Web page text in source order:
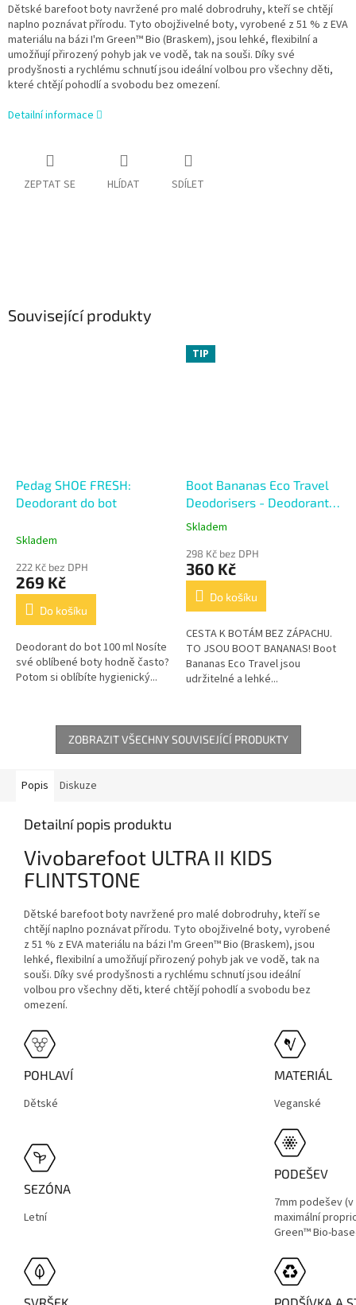
Dětské barefoot boty navržené pro malé dobrodruhy, kteří se chtějí
naplno poznávat přírodu. Tyto obojživelné boty, vyrobené z 51 % z EVA
materiálu na bázi I'm Green™ Bio (Braskem), jsou lehké, flexibilní a
umožňují přirozený pohyb jak ve vodě, tak na souši. Díky své
prodyšnosti a rychlému schnutí jsou ideální volbou pro všechny děti,
které chtějí pohodlí a svobodu bez omezení.
Detailní informace
ZEPTAT SE HLÍDAT SDÍLET
Související produkty
Pedag SHOE FRESH:
Deodorant do bot
Skladem
222 Kč bez DPH
269 Kč
Do košíku
Deodorant do bot 100 ml Nosíte
své oblíbené boty hodně často?
Potom si oblíbíte hygienický...
TIP
Boot Bananas Eco Travel
Deodorisers - Deodorant
do bot
Průměrné
produktu
je
4,8
hvězdiček.
Skladem
298 Kč bez DPH
360 Kč
Do košíku
CESTA K BOTÁM BEZ ZÁPACHU.
TO JSOU BOOT BANANAS! Boot
Bananas Eco Travel jsou
udržitelné a lehké...
ZOBRAZIT VŠECHNY SOUVISEJÍCÍ PRODUKTY
Popis Diskuze
Detailní popis produktu
Vivobarefoot ULTRA II KIDS
FLINTSTONE
Dětské barefoot boty navržené pro malé dobrodruhy, kteří se
chtějí naplno poznávat přírodu. Tyto obojživelné boty, vyrobené
z 51 % z EVA materiálu na bázi I'm Green™ Bio (Braskem), jsou
lehké, flexibilní a umožňují přirozený pohyb jak ve vodě, tak na
souši. Díky své prodyšnosti a rychlému schnutí jsou ideální
volbou pro všechny děti, které chtějí pohodlí a svobodu bez
omezení.
POHLAVÍ
Dětské
MATERIÁL
Veganské
SEZÓNA
Letní
PODEŠEV
7mm podešev
maximální
Green™ Bio-